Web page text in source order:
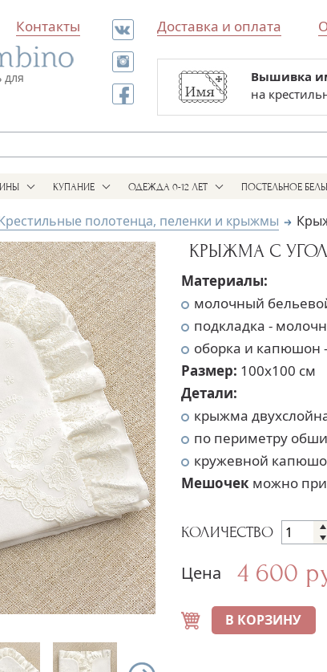
для
Контакты Доставка и оплата
Все для
в одном
Вышивка
на
КУПАНИЕ ОДЕЖДА 0-12 ЛЕТ ПОСТЕЛЬНОЕ
полотенца, пеленки и крыжмы
КРЫЖМА С
Материалы:
молочный
подкладка -
оборка и капюшон
Размер: 100х100 см
Детали:
крыжма
по периметру
кружевной
Мешочек можно
КОЛИЧЕСТВО
Цена 4 600
В КОРЗИНУ